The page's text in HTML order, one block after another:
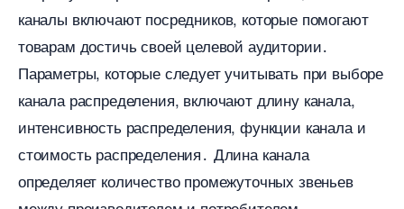
каналы включают посредников, которые помогают
товарам достичь своей целевой аудитории․
Параметры, которые следует учитывать при выборе
канала распределения, включают длину канала,
интенсивность распределения, функции канала и
стоимость распределения․ Длина канала
определяет количество промежуточных звенье